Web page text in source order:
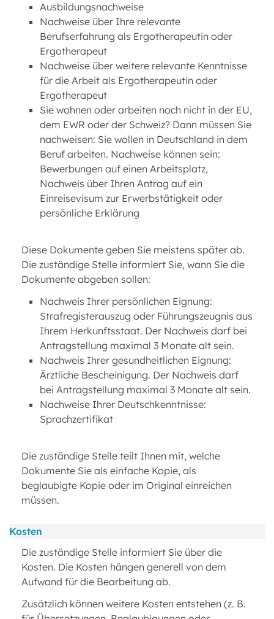
Ausbildungsnachweise
Nachweise über Ihre relevante
Berufserfahrung als Ergotherapeutin oder
Ergotherapeut
Nachweise über weitere relevante Kenntnisse
für die Arbeit als Ergotherapeutin oder
Ergotherapeut
Sie wohnen oder arbeiten noch nicht in der EU,
dem EWR oder der Schweiz? Dann müssen Sie
nachweisen: Sie wollen in Deutschland in dem
Beruf arbeiten. Nachweise können sein:
Bewerbungen auf einen Arbeitsplatz,
Nachweis über Ihren Antrag auf ein
Einreisevisum zur Erwerbstätigkeit oder
persönliche Erklärung
Diese Dokumente geben Sie meistens später ab.
Die zuständige Stelle informiert Sie, wann Sie die
Dokumente abgeben sollen:
Nachweis Ihrer persönlichen Eignung:
Strafregisterauszug oder Führungszeugnis aus
Ihrem Herkunftsstaat. Der Nachweis darf bei
Antragstellung maximal 3 Monate alt sein.
Nachweis Ihrer gesundheitlichen Eignung:
Ärztliche Bescheinigung. Der Nachweis darf
bei Antragstellung maximal 3 Monate alt sein.
Nachweise Ihrer Deutschkenntnisse:
Sprachzertifikat
Die zuständige Stelle teilt Ihnen mit, welche
Dokumente Sie als einfache Kopie, als
beglaubigte Kopie oder im Original einreichen
müssen.
Kosten
Die zuständige Stelle informiert Sie über die
Kosten. Die Kosten hängen generell von dem
Aufwand für die Bearbeitung ab.
Zusätzlich können weitere Kosten entstehen (z. B.